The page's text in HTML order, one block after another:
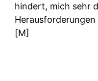
hindert, mich sehr
Herausforderungen
[M]